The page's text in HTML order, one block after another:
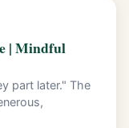
| Mindful
part later." The